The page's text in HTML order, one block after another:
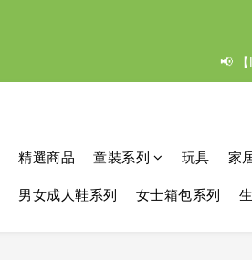
📢
精選商品 童裝系列 玩具 家
男女成人鞋系列 女士箱包系列